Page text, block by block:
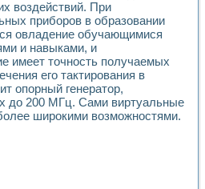
воздействий. При
приборов в образовании
овладение обучающимися
и навыками, и
имеет точность получаемых
его тактирования в
опорный генератор,
до 200 МГц. Сами виртуальные
широкими возможностями.